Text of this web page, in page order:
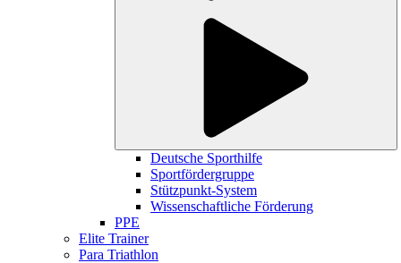
Deutsche Sporthilfe
Sportfördergruppe
Stützpunkt-System
Wissenschaftliche Förderung
PPE
Elite Trainer
Para Triathlon